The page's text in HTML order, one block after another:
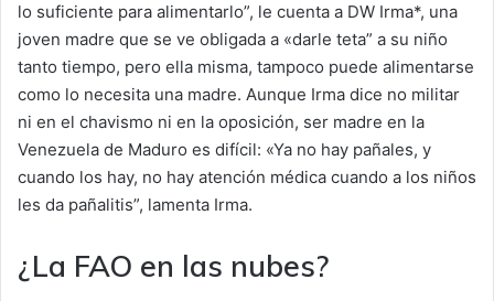
lo suficiente para alimentarlo”, le cuenta a DW Irma*, una
joven madre que se ve obligada a «darle teta” a su niño
tanto tiempo, pero ella misma, tampoco puede alimentarse
como lo necesita una madre. Aunque Irma dice no militar
ni en el chavismo ni en la oposición, ser madre en la
Venezuela de Maduro es difícil: «Ya no hay pañales, y
cuando los hay, no hay atención médica cuando a los niños
les da pañalitis”, lamenta Irma.
¿La FAO en las nubes?